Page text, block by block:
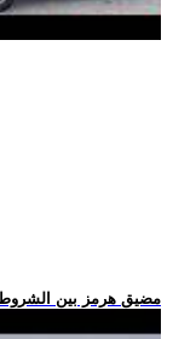
.. مضيق هرمز بين الشروط